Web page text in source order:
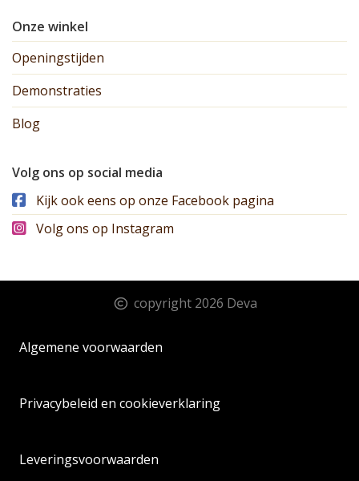
Onze winkel
Openingstijden
Demonstraties
Blog
Volg ons op social media
Kijk ook eens op onze Facebook pagina
Volg ons op Instagram
copyright 2026 Deva
Algemene voorwaarden
Privacybeleid en cookieverklaring
Leveringsvoorwaarden